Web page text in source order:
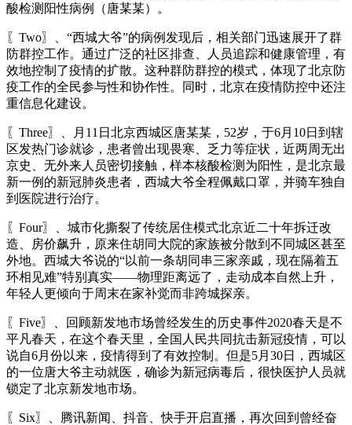
酸检测阳性病例（唐某某）。
〖Two〗、“西城大爷”的病例发现后，相关部门迅速展开了群
防群控工作。通过广泛的社区排查、人员追踪和健康管理，有
效地控制了疫情的扩散。这种群防群控的模式，体现了北京防
疫工作的全民参与性和协作性。同时，北京在疫情防控中还注
重信息化建设。
〖Three〗、月11日北京西城区唐某某，52岁，于6月10日到辖
区发热门诊就诊，患者曾出现畏寒、乏力等症状，近两周无出
京史、无外来人员密切接触，样本核酸检测为阳性，是北京最
新一例的新冠肺炎患者，西城大爷全程佩戴口罩，并骑车独自
到医院进行治疗。
〖Four〗、城市化撕裂了传统居住模式北京近二十年拆迁改
造、房价飙升，原来住胡同大院的家族被分散到不同城区甚至
外地。西城大爷说的“以前一条胡同串三家亲戚，现在隔着五
环相见难”特别真实——物理距离远了，走动成本自然上升，
年轻人更倾向于周末在家补觉而非跨城探亲。
〖Five〗、回顾新发地市场曾经发生的历史事件2020春天是不
平凡春天，在这个春天里，全国人民共同抗击新冠疫情，可以
说自6月份以来，疫情得到了有效控制。但是5月30日，西城区
的一位唐大爷主动就医，确诊为新冠病毒后，很快医护人员就
锁定了北京新发地市场。
〖Six〗、腾讯新闻、抖音、快手开启直播，再次回到曾经奋